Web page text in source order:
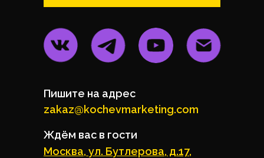
Пишите на адрес
zakaz@kochevmarketing.com
Ждём вас в гости
Москва, ул. Бутлерова, д.17,